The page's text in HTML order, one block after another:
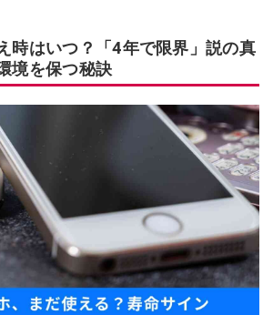
時はいつ？「4年で限界」説の真
境を保つ秘訣